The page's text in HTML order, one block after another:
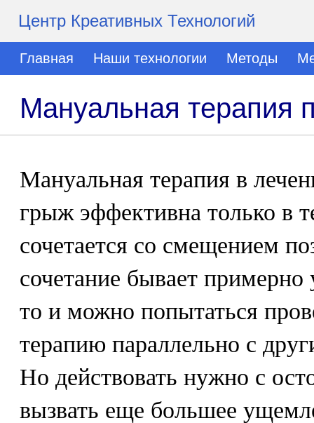
Центр Креативных Технологий
Главная Наши технологии Методы
Мануальная терапия
Мануальная терапия в
грыж эффективна только в
сочетается со смещением
сочетание бывает
то и можно попытаться
терапию параллельно с
Но действовать нужно с
вызвать еще большее